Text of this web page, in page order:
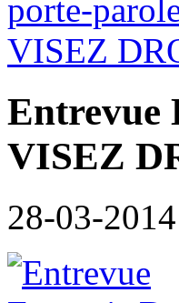
Entrevue
VISEZ
28-03-2014